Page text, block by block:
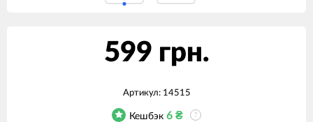
599 грн.
Артикул: 14515
Кешбэк 6 ₴ ?